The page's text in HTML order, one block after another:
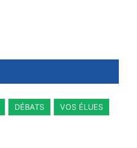
DÉBATS VOS ÉLUES